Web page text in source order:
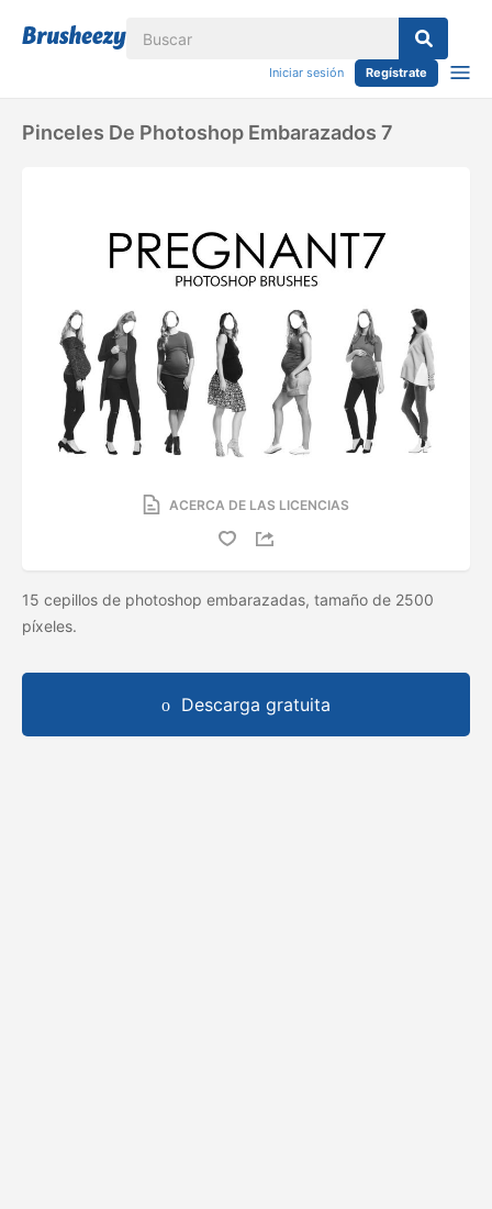
Iniciar sesión Regístrate
Pinceles De Photoshop Embarazados 7
ACERCA DE LAS LICENCIAS
15 cepillos de photoshop embarazadas, tamaño de 2500
píxeles.
Descarga gratuita